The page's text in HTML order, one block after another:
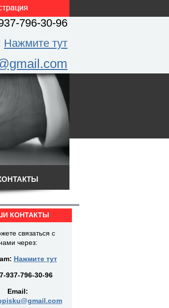
796-30-96
Нажмите тут
КОНТАКТЫ
связаться с
через:
Нажмите тут
7-937-796-30-96
Email: